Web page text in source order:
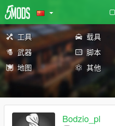
工具 载具
武器
脚本
地图
其他
Bodzio_pl